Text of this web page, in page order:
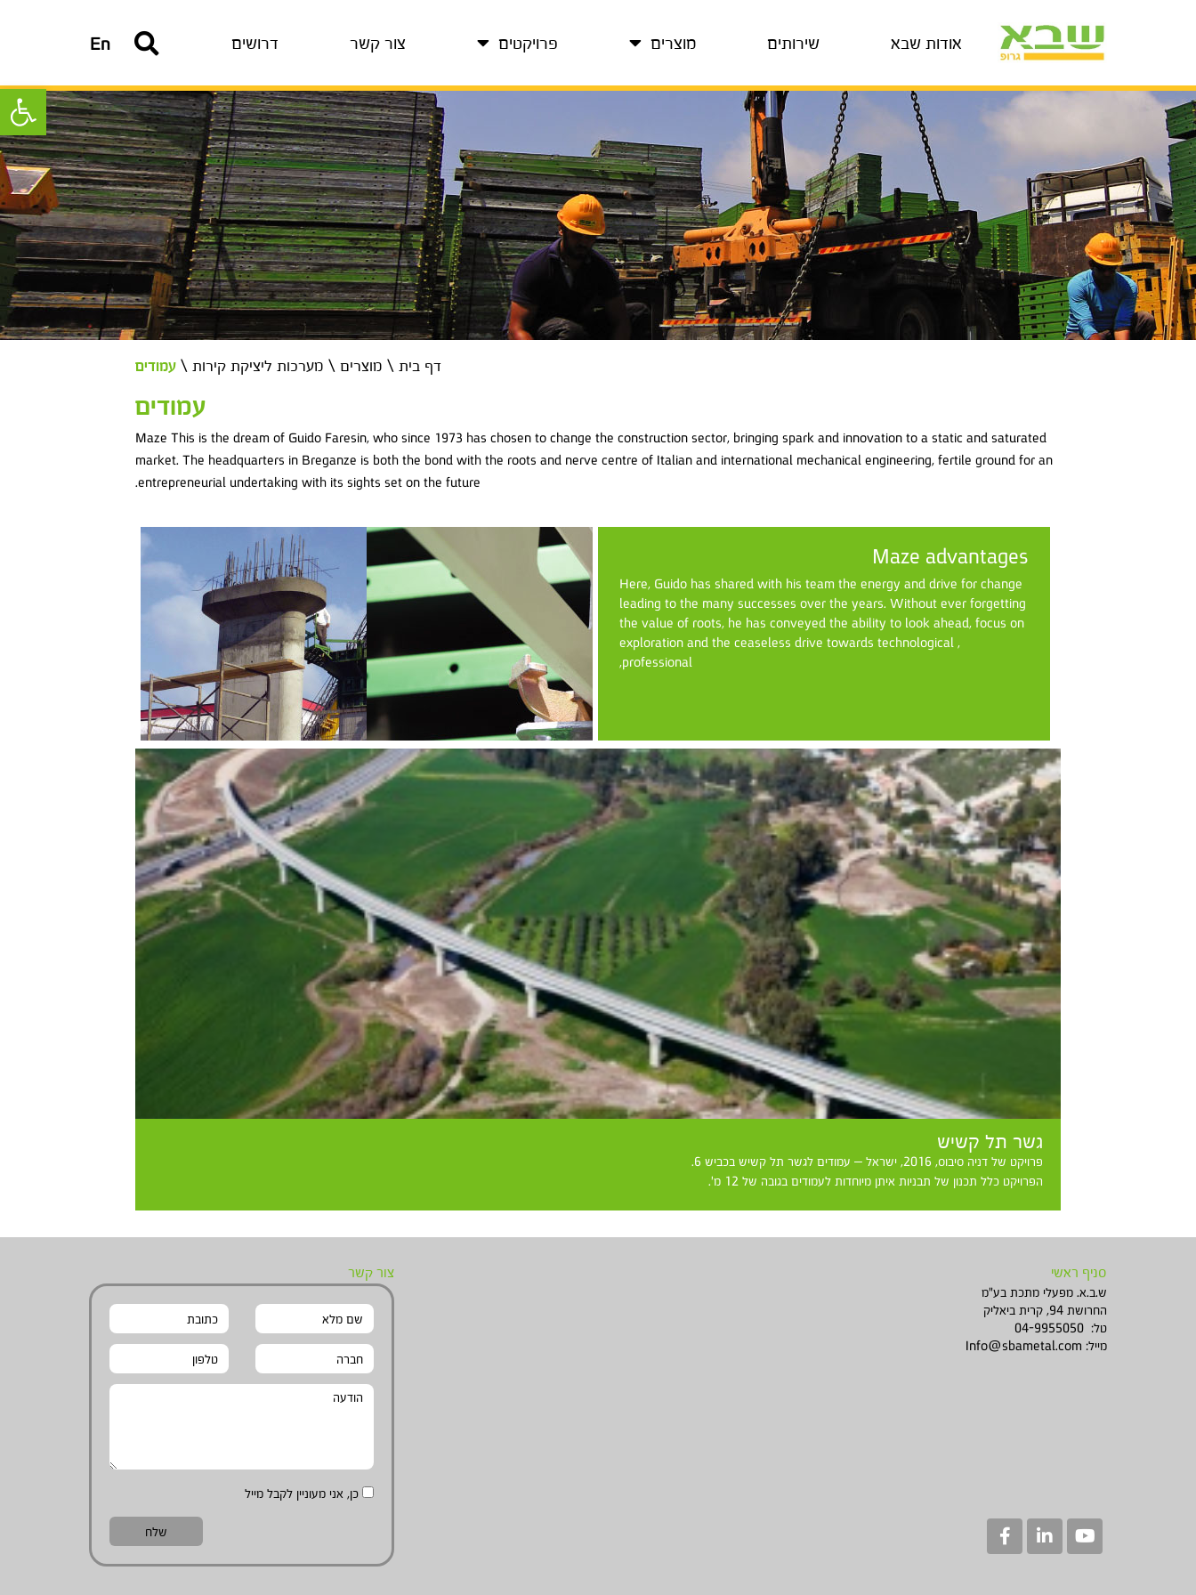
פתח
אודות שבא שירותים מוצרים פרויקטים צור קשר דרושים En
דף בית \ מוצרים \ מערכות ליציקת קירות \ עמודים
עמודים
Maze This is the dream of Guido Faresin, who since 1973 has chosen to change the construction sector, bringing spark and innovation to a static and saturated
market. The headquarters in Breganze is both the bond with the roots and nerve centre of Italian and international mechanical engineering, fertile ground for an
entrepreneurial undertaking with its sights set on the future.
Maze advantages
Here, Guido has shared with his team the energy and drive for change
leading to the many successes over the years. Without ever forgetting
the value of roots, he has conveyed the ability to look ahead, focus on
exploration and the ceaseless drive towards technological ,
professional,
גשר תל קשיש
פרויקט של דניה סיבוס, 2016, ישראל – עמודים לגשר תל קשיש בכביש 6.
הפרויקט כלל תכנון של תבניות איתן מיוחדות לעמודים בגובה של 12 מ'.
סניף ראשי
ש.ב.א. מפעלי מתכת בע"מ
החרושת 94, קרית ביאליק
טל: 04-9955050
מייל: Info@sbametal.com
צור קשר
כן, אני מעוניין לקבל מייל
שלח